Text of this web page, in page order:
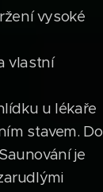
vysoké
vlastní
u lékaře
stavem. Do
je